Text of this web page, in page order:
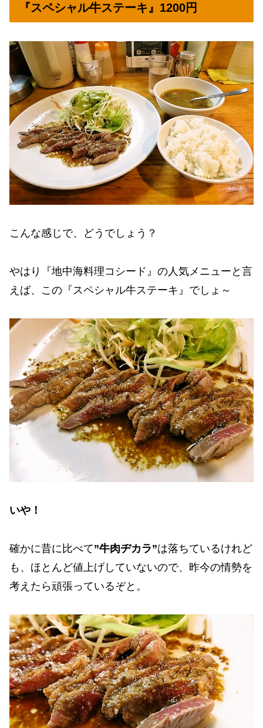
『スペシャル牛ステーキ』1200円
こんな感じで、どうでしょう？
やはり『地中海料理コシード』の人気メニューと言
えば、この『スペシャル牛ステーキ』でしょ～
いや！
確かに昔に比べて”牛肉ヂカラ”は落ちているけれど
も、ほとんど値上げしていないので、昨今の情勢を
考えたら頑張っているぞと。